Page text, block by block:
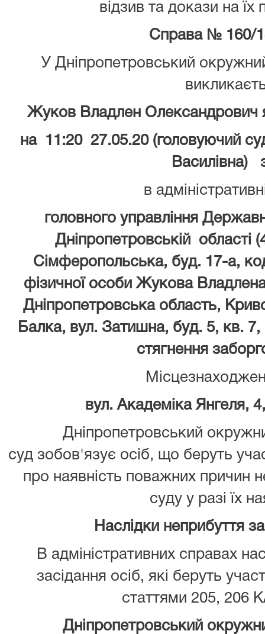
відзив та докази на їх
Справа № 160/
У Дніпропетровський
Жуков Владлен Олександрович
на 11:20 27.05.20 (головуючий
Василівна)
в
головного управління
Дніпропетровській області
Сімферопольська, буд. 17-а,
фізичної особи Жукова
Дніпропетровська область,
Балка, вул. Затишна, буд. 5, кв.
стягнення
вул. Академіка Янгеля,
Дніпропетровський
суд зобов'язує осіб, що беруть
про наявність поважних причин
суду у разі їх
Наслідки неприбуття
В адміністративних справах
засідання осіб, які беруть
статтями 205, 206
Дніпропетровський